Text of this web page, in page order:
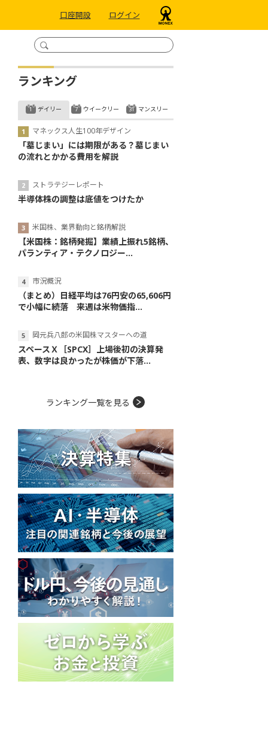
口座開設 ログイン
ランキング
デイリー
マネックス人生100年デザイン
「墓じまい」には期限がある？墓じまい
の流れとかかる費用を解説
ストラテジーレポート
半導体株の調整は底値をつけたか
米国株、業界動向と銘柄解説
【米国株：銘柄発掘】業績上振れ5銘柄、
パランティア・テクノロジー...
市況概況
（まとめ）日経平均は76円安の65,606円
で小幅に続落 来週は米物価指...
岡元兵八郎の米国株マスターへの道
スペースＸ［SPCX］上場後初の決算発
表、数字は良かったが株価が下落...
ウイークリー マンスリー
ランキング一覧を見る